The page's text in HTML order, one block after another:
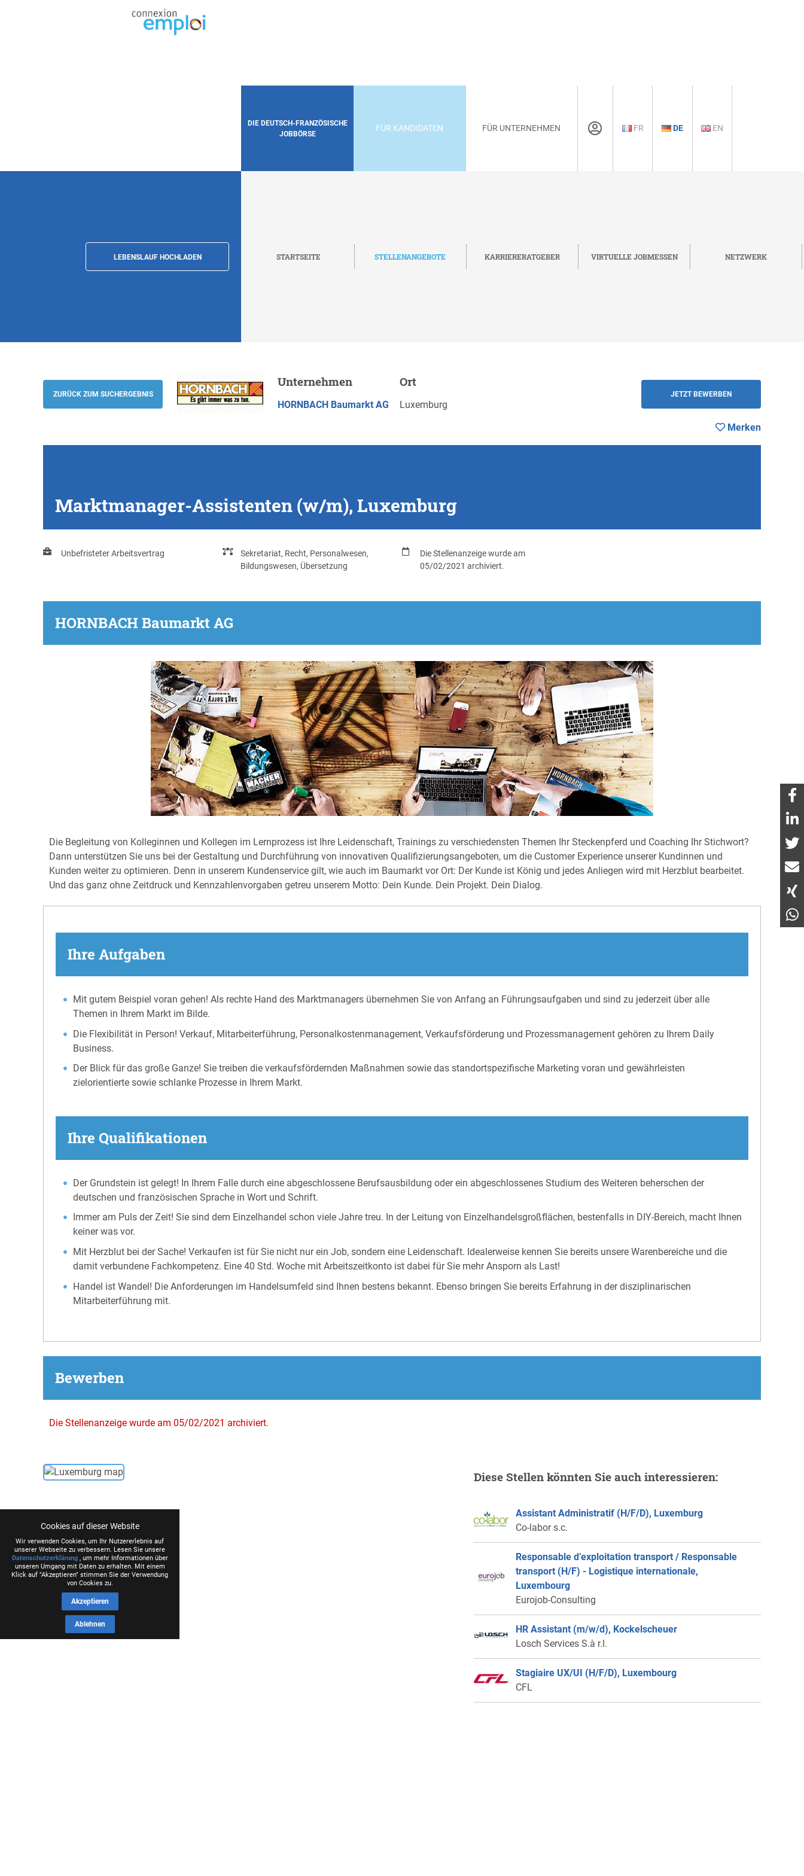
DIE DEUTSCH-FRANZÖSISCHE
JOBBÖRSE
FÜR KANDIDATEN FÜR UNTERNEHMEN FR DE EN
LEBENSLAUF HOCHLADEN STARTSEITE STELLENANGEBOTE KARRIERERATGEBER VIRTUELLE JOBMESSEN NETZWERK
HORNBACH Baumarkt AG
JETZT BEWERBEN
ZURÜCK ZUM SUCHERGEBNIS
Unternehmen
HORNBACH Baumarkt AG
Ort
Luxemburg
JETZT BEWERBEN
Merken
Marktmanager-Assistenten (w/m), Luxemburg
Unbefristeter Arbeitsvertrag
Sekretariat, Recht, Personalwesen,
Bildungswesen, Übersetzung
Die Stellenanzeige wurde am
05/02/2021 archiviert.
HORNBACH Baumarkt AG
Die Begleitung von Kolleginnen und Kollegen im Lernprozess ist Ihre Leidenschaft, Trainings zu verschiedensten Themen Ihr Steckenpferd und Coaching Ihr Stichwort?
Dann unterstützen Sie uns bei der Gestaltung und Durchführung von innovativen Qualifizierungsangeboten, um die Customer Experience unserer Kundinnen und
Kunden weiter zu optimieren. Denn in unserem Kundenservice gilt, wie auch im Baumarkt vor Ort: Der Kunde ist König und jedes Anliegen wird mit Herzblut bearbeitet.
Und das ganz ohne Zeitdruck und Kennzahlenvorgaben getreu unserem Motto: Dein Kunde. Dein Projekt. Dein Dialog.
Ihre Aufgaben
Mit gutem Beispiel voran gehen! Als rechte Hand des Marktmanagers übernehmen Sie von Anfang an Führungsaufgaben und sind zu jederzeit über alle
Themen in Ihrem Markt im Bilde.
Die Flexibilität in Person! Verkauf, Mitarbeiterführung, Personalkostenmanagement, Verkaufsförderung und Prozessmanagement gehören zu Ihrem Daily
Business.
Der Blick für das große Ganze! Sie treiben die verkaufsfördernden Maßnahmen sowie das standortspezifische Marketing voran und gewährleisten
zielorientierte sowie schlanke Prozesse in Ihrem Markt.
Ihre Qualifikationen
Der Grundstein ist gelegt! In Ihrem Falle durch eine abgeschlossene Berufsausbildung oder ein abgeschlossenes Studium des Weiteren beherschen der
deutschen und französischen Sprache in Wort und Schrift.
Immer am Puls der Zeit! Sie sind dem Einzelhandel schon viele Jahre treu. In der Leitung von Einzelhandelsgroßflächen, bestenfalls in DIY-Bereich, macht Ihnen
keiner was vor.
Mit Herzblut bei der Sache! Verkaufen ist für Sie nicht nur ein Job, sondern eine Leidenschaft. Idealerweise kennen Sie bereits unsere Warenbereiche und die
damit verbundene Fachkompetenz. Eine 40 Std. Woche mit Arbeitszeitkonto ist dabei für Sie mehr Ansporn als Last!
Handel ist Wandel! Die Anforderungen im Handelsumfeld sind Ihnen bestens bekannt. Ebenso bringen Sie bereits Erfahrung in der disziplinarischen
Mitarbeiterführung mit.
Bewerben
Die Stellenanzeige wurde am 05/02/2021 archiviert.
Diese Stellen könnten Sie auch interessieren:
Assistant Administratif (H/F/D), Luxemburg
Co-labor s.c.
Responsable d’exploitation transport / Responsable
transport (H/F) - Logistique internationale,
Luxembourg
Eurojob-Consulting
HR Assistant (m/w/d), Kockelscheuer
Losch Services S.à r.l.
Stagiaire UX/UI (H/F/D), Luxembourg
CFL
Cookies auf dieser Website
Wir verwenden Cookies, um Ihr Nutzererlebnis auf
unserer Webseite zu verbessern. Lesen Sie unsere
Datenschutzerklärung, um mehr Informationen über
unseren Umgang mit Daten zu erhalten. Mit einem
Klick auf "Akzeptieren" stimmen Sie der Verwendung
von Cookies zu.
Akzeptieren
Ablehnen